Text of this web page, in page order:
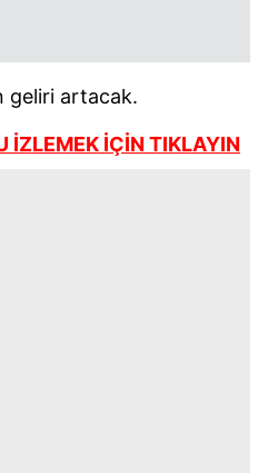
geliri artacak.
İZLEMEK İÇİN TIKLAYIN